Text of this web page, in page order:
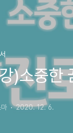
)소중한
2020. 12. 6.